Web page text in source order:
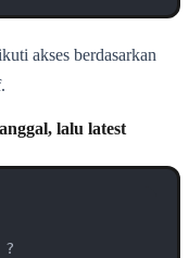
akses berdasarkan
lalu latest